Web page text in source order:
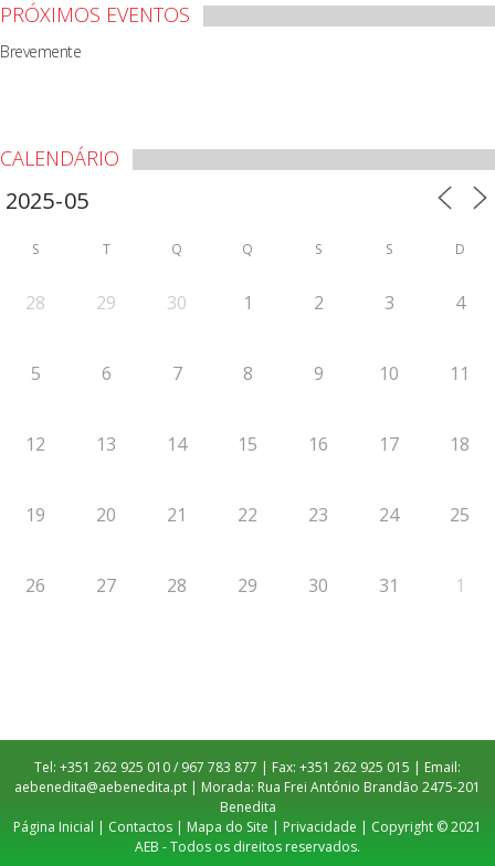
PRÓXIMOS EVENTOS
Brevemente
CALENDÁRIO
S T Q Q S S D
28 29 30 1 2 3 4
5 6 7 8 9 10 11
12 13 14 15 16 17 18
19 20 21 22 23 24 25
26 27 28 29 30 31 1
Tel: +351 262 925 010 / 967 783 877 | Fax: +351 262 925 015 | Email:
aebenedita@aebenedita.pt | Morada: Rua Frei António Brandão 2475-201
Benedita
Página Inicial | Contactos | Mapa do Site | Privacidade | Copyright © 2021
AEB - Todos os direitos reservados.